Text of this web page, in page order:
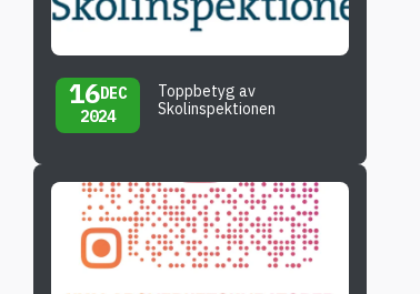
16DEC
2024
Toppbetyg av
Skolinspektionen